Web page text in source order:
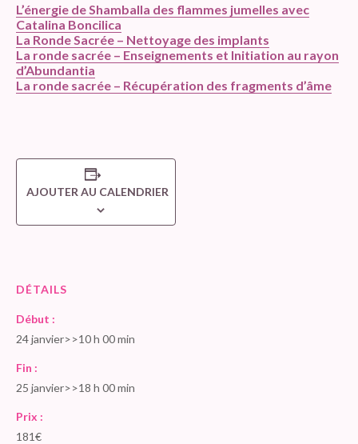
L’énergie de Shamballa des flammes jumelles avec
Catalina Boncilica
La Ronde Sacrée – Nettoyage des implants
La ronde sacrée – Enseignements et Initiation au rayon
d’Abundantia
La ronde sacrée – Récupération des fragments d’âme
AJOUTER AU CALENDRIER
DÉTAILS
Début :
24 janvier>>10 h 00 min
Fin :
25 janvier>>18 h 00 min
Prix :
181€